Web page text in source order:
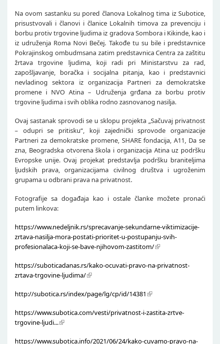
Na ovom sastanku su pored članova Lokalnog tima iz Subotice,
prisustvovali i članovi i članice Lokalnih timova za prevenciju i
borbu protiv trgovine ljudima iz gradova Sombora i Kikinde, kao i
iz udruženja Roma Novi Bečej. Takođe tu su bile i predstavnice
Pokrajinskog ombudmsana zatim predstavnica Centra za zaštitu
žrtava trgovine ljudima, koji radi pri Ministarstvu za rad,
zapošljavanje, boračka i socijalna pitanja, kao i predstavnici
nevladinog sektora iz organizacija Partneri za demokratske
promene i NVO Atina – Udruženja grđana za borbu protiv
trgovine ljudima i svih oblika rodno zasnovanog nasilja.
Ovaj sastanak sprovodi se u sklopu projekta „Sačuvaj privatnost
– odupri se pritisku“, koji zajednički sprovode organizacije
Partneri za demokratske promene, SHARE fondacija, A11, Da se
zna, Beogradska otvorena škola i organizacija Atina uz podršku
Evropske unije. Ovaj projekat predstavlja podršku braniteljima
ljudskih prava, organizacijama civilnog društva i ugroženim
grupama u odbrani prava na privatnost.
Fotografije sa događaja kao i ostale članke možete pronaći
putem linkova:
https://www.nedeljnik.rs/sprecavanje-sekundarne-viktimizacije-
zrtava-nasilja-mora-postati-prioritet-u-postupanju-svih-
profesionalaca-koji-se-bave-njihovom-zastitom/
https://suboticadanas.rs/kako-ocuvati-pravo-na-privatnost-
zrtava-trgovine-ljudima/
http://subotica.rs/index/page/lg/cp/id/14381
https://www.subotica.com/vesti/privatnost-i-zastita-zrtve-
trgovine-ljudi...
https://www.subotica.info/2021/06/24/kako-cuvamo-pravo-na-